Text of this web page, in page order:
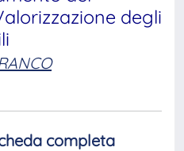
degli
completa